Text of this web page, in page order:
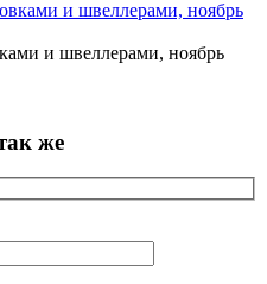
и швеллерами, ноябрь
же